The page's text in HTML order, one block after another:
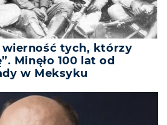
wierność tych, którzy
Minęło 100 lat od
w Meksyku